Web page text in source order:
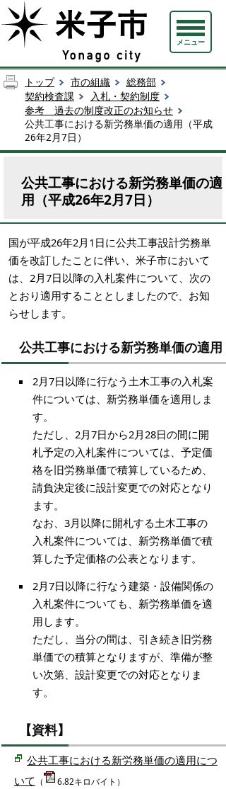
メニュー
トップ 市の組織
総務部
契約検査課
入札・契約制度
参考 過去の制度改正のお知らせ
公共工事における新労務単価の適用（平成
26年2月7日）
公共工事における新労務単価の適
用（平成26年2月7日）
国が平成26年2月1日に公共工事設計労務単
価を改訂したことに伴い、米子市において
は、2月7日以降の入札案件について、次の
とおり適用することとしましたので、お知
らせします。
公共工事における新労務単価の適用
2月7日以降に行なう土木工事の入札案
件については、新労務単価を適用しま
す。
ただし、2月7日から2月28日の間に開
札予定の入札案件については、予定価
格を旧労務単価で積算しているため、
請負決定後に設計変更での対応となり
ます。
なお、3月以降に開札する土木工事の
入札案件については、新労務単価で積
算した予定価格の公表となります。
2月7日以降に行なう建築・設備関係の
入札案件についても、新労務単価を適
用します。
ただし、当分の間は、引き続き旧労務
単価での積算となりますが、準備が整
い次第、設計変更での対応となりま
す。
【資料】
公共工事における新労務単価の適用につ
いて （ 6.82キロバイト）